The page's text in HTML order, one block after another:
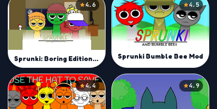
4.6
Sprunki: Boring Edition Mod
4.5
Sprunki Bumble Bee Mod
4.4 4.9